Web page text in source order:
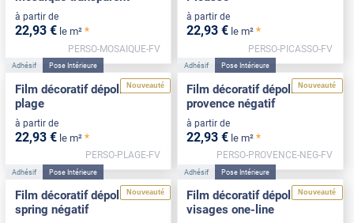
à partir de
22,93 € le m² *
PERSO-MOSAIQUE-FV
à partir de
22,93 € le m² *
PERSO-PICASSO-FV
Nouveauté
Adhésif Pose Intérieure
Film décoratif dépoli motif
plage
à partir de
22,93 € le m² *
PERSO-PLAGE-FV
Nouveauté
Adhésif Pose Intérieure
Film décoratif dépoli motif
provence négatif
à partir de
22,93 € le m² *
PERSO-PROVENCE-NEG-FV
Nouveauté
Adhésif Pose Intérieure
Film décoratif dépoli motif
spring négatif
Nouveauté
Adhésif Pose Intérieure
Film décoratif dépoli motif
visages one-line